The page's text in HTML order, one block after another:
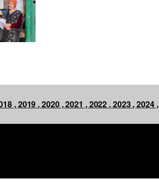
,2019 ,2020 ,2021 ,2022 ,2023 ,2024 ,